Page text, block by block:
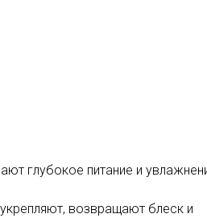
глубокое питание и
возвращают блеск и